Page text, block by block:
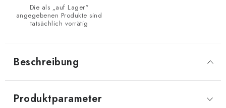
Die als „auf Lager“
angegebenen Produkte sind
tatsächlich vorrätig
Beschreibung
Produktparameter